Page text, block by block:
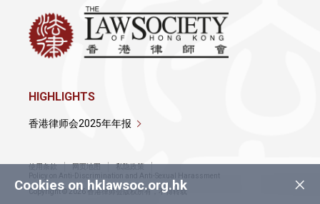
×
Cookies on hklawsoc.org.hk
HIGHLIGHTS
香港律师会2025年年报
使用条款 网页地图
私隐政策
Policy on Anti-Discrimination and Anti-Sexual Harassment
Copyright © 2026 香港律师会版权所有，不得转载